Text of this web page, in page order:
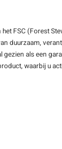
FSC (Forest
duurzaam,
gezien als een
waarbij u